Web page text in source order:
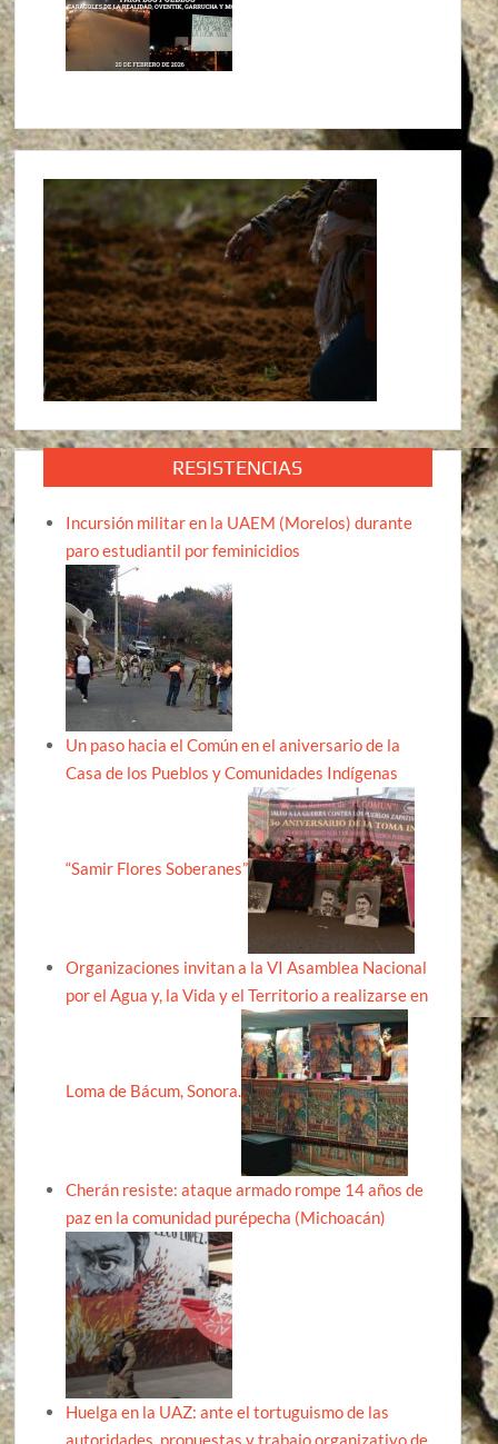
RESISTENCIAS
Incursión militar en la UAEM (Morelos) durante
paro estudiantil por feminicidios
Un paso hacia el Común en el aniversario de la
Casa de los Pueblos y Comunidades Indígenas
“Samir Flores Soberanes”
Organizaciones invitan a la VI Asamblea Nacional
por el Agua y, la Vida y el Territorio a realizarse en
Loma de Bácum, Sonora.
Cherán resiste: ataque armado rompe 14 años de
paz en la comunidad purépecha (Michoacán)
Huelga en la UAZ: ante el tortuguismo de las